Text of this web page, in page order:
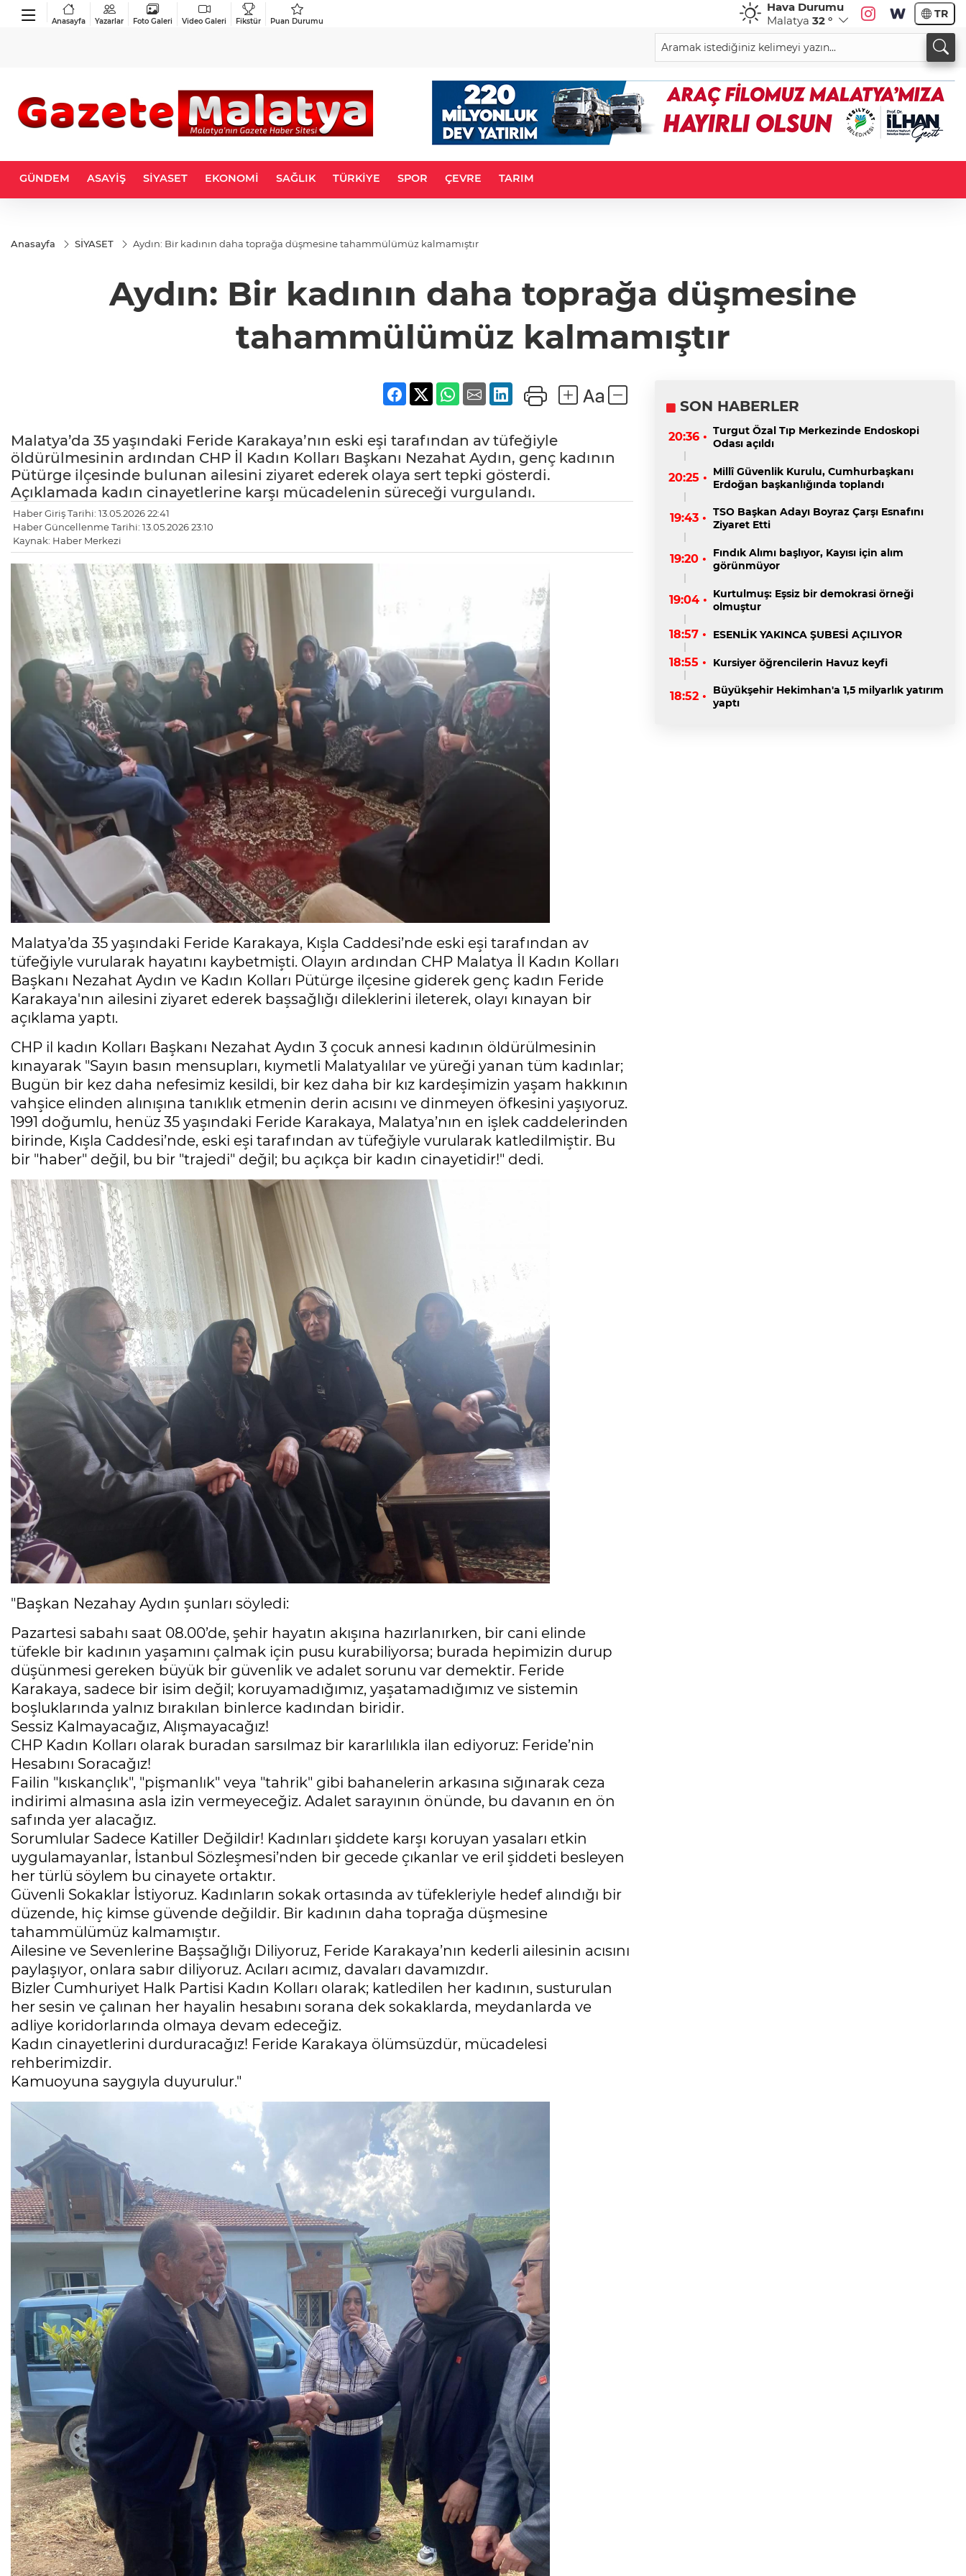
Anasayfa Yazarlar Foto Galeri Video Galeri Fikstür Puan Durumu
Hava Durumu
Malatya 32 ° TR
GÜNDEM ASAYİŞ SİYASET EKONOMİ SAĞLIK TÜRKİYE SPOR ÇEVRE TARIM
Anasayfa SİYASET Aydın: Bir kadının daha toprağa düşmesine tahammülümüz kalmamıştır
Aydın: Bir kadının daha toprağa düşmesine
tahammülümüz kalmamıştır
Malatya’da 35 yaşındaki Feride Karakaya’nın eski eşi tarafından av tüfeğiyle
öldürülmesinin ardından CHP İl Kadın Kolları Başkanı Nezahat Aydın, genç kadının
Pütürge ilçesinde bulunan ailesini ziyaret ederek olaya sert tepki gösterdi.
Açıklamada kadın cinayetlerine karşı mücadelenin süreceği vurgulandı.
Haber Giriş Tarihi: 13.05.2026 22:41
Haber Güncellenme Tarihi: 13.05.2026 23:10
Kaynak: Haber Merkezi
Malatya’da 35 yaşındaki Feride Karakaya, Kışla Caddesi’nde eski eşi tarafından av
tüfeğiyle vurularak hayatını kaybetmişti. Olayın ardından CHP Malatya İl Kadın Kolları
Başkanı Nezahat Aydın ve Kadın Kolları Pütürge ilçesine giderek genç kadın Feride
Karakaya'nın ailesini ziyaret ederek başsağlığı dileklerini ileterek, olayı kınayan bir
açıklama yaptı.
CHP il kadın Kolları Başkanı Nezahat Aydın 3 çocuk annesi kadının öldürülmesinin
kınayarak "Sayın basın mensupları, kıymetli Malatyalılar ve yüreği yanan tüm kadınlar;
Bugün bir kez daha nefesimiz kesildi, bir kez daha bir kız kardeşimizin yaşam hakkının
vahşice elinden alınışına tanıklık etmenin derin acısını ve dinmeyen öfkesini yaşıyoruz.
1991 doğumlu, henüz 35 yaşındaki Feride Karakaya, Malatya’nın en işlek caddelerinden
birinde, Kışla Caddesi’nde, eski eşi tarafından av tüfeğiyle vurularak katledilmiştir. Bu
bir "haber" değil, bu bir "trajedi" değil; bu açıkça bir kadın cinayetidir!" dedi.
"Başkan Nezahay Aydın şunları söyledi:
Pazartesi sabahı saat 08.00’de, şehir hayatın akışına hazırlanırken, bir cani elinde
tüfekle bir kadının yaşamını çalmak için pusu kurabiliyorsa; burada hepimizin durup
düşünmesi gereken büyük bir güvenlik ve adalet sorunu var demektir. Feride
Karakaya, sadece bir isim değil; koruyamadığımız, yaşatamadığımız ve sistemin
boşluklarında yalnız bırakılan binlerce kadından biridir.
Sessiz Kalmayacağız, Alışmayacağız!
CHP Kadın Kolları olarak buradan sarsılmaz bir kararlılıkla ilan ediyoruz: Feride’nin
Hesabını Soracağız!
Failin "kıskançlık", "pişmanlık" veya "tahrik" gibi bahanelerin arkasına sığınarak ceza
indirimi almasına asla izin vermeyeceğiz. Adalet sarayının önünde, bu davanın en ön
safında yer alacağız.
Sorumlular Sadece Katiller Değildir! Kadınları şiddete karşı koruyan yasaları etkin
uygulamayanlar, İstanbul Sözleşmesi’nden bir gecede çıkanlar ve eril şiddeti besleyen
her türlü söylem bu cinayete ortaktır.
Güvenli Sokaklar İstiyoruz. Kadınların sokak ortasında av tüfekleriyle hedef alındığı bir
düzende, hiç kimse güvende değildir. Bir kadının daha toprağa düşmesine
tahammülümüz kalmamıştır.
Ailesine ve Sevenlerine Başsağlığı Diliyoruz, Feride Karakaya’nın kederli ailesinin acısını
paylaşıyor, onlara sabır diliyoruz. Acıları acımız, davaları davamızdır.
Bizler Cumhuriyet Halk Partisi Kadın Kolları olarak; katledilen her kadının, susturulan
her sesin ve çalınan her hayalin hesabını sorana dek sokaklarda, meydanlarda ve
adliye koridorlarında olmaya devam edeceğiz.
Kadın cinayetlerini durduracağız! Feride Karakaya ölümsüzdür, mücadelesi
rehberimizdir.
Kamuoyuna saygıyla duyurulur."
SON HABERLER
20:36 • Turgut Özal Tıp Merkezinde Endoskopi
Odası açıldı
20:25 • Millî Güvenlik Kurulu, Cumhurbaşkanı
Erdoğan başkanlığında toplandı
19:43 • TSO Başkan Adayı Boyraz Çarşı Esnafını
Ziyaret Etti
19:20 •
Fındık Alımı başlıyor, Kayısı için alım
görünmüyor
19:04 • Kurtulmuş: Eşsiz bir demokrasi örneği
olmuştur
18:57 • ESENLİK YAKINCA ŞUBESİ AÇILIYOR
18:55 • Kursiyer öğrencilerin Havuz keyfi
18:52 •
Büyükşehir Hekimhan'a 1,5 milyarlık yatırım
yaptı